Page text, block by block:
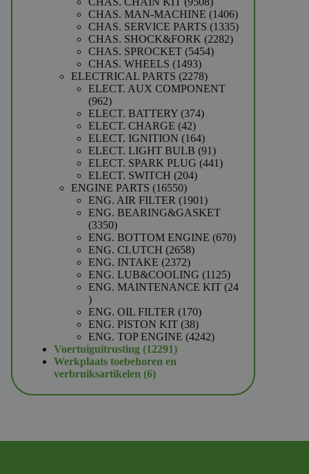
producten
CHAS. MAN-MACHINE 14061406
producten
CHAS. SERVICE PARTS 13351335
CHAS. SHOCK&FORK 22822282
CHAS. SPROCKET 54545454
CHAS. WHEELS 14931493
producten
ELECTRICAL PARTS 22782278
producten
ELECT. AUX COMPONENT
962962
producten
ELECT. BATTERY 374374
ELECT. CHARGE 4242
producten
ELECT. IGNITION 164164
producten
ELECT. LIGHT BULB 9191
producten
ELECT. SPARK PLUG 441441
ELECT. SWITCH 204204
ENGINE PARTS 1655016550
producten
ENG. AIR FILTER 19011901
producten
ENG. BEARING&GASKET
33503350
producten
ENG. BOTTOM ENGINE 670670
ENG. CLUTCH 26582658
ENG. INTAKE 23722372
producten
ENG. LUB&COOLING 11251125
producten
ENG. MAINTENANCE KIT 24
24
producten
ENG. OIL FILTER 170170
producten
ENG. PISTON KIT 3838
producten
ENG. TOP ENGINE 42424242
Voertuiguitrusting 1229112291
producten
Werkplaats toebehoren en
verbruiksartikelen 66